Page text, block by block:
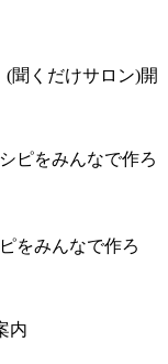
聞くだけサロン)開
をみんなで作ろ